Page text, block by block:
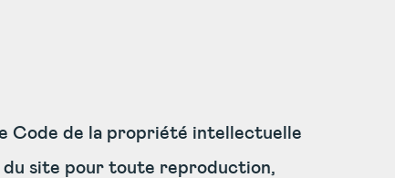
Code de la propriété intellectuelle
du site pour toute reproduction,